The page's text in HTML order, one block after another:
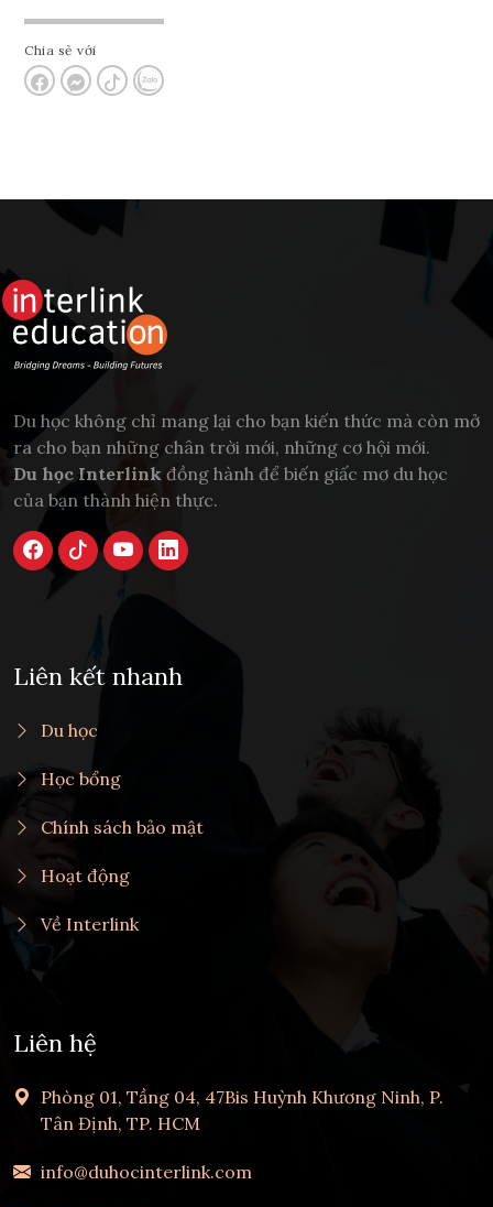
Chia sẻ với
Du học không chỉ mang lại cho bạn kiến thức mà còn mở
ra cho bạn những chân trời mới, những cơ hội mới.
Du học Interlink đồng hành để biến giấc mơ du học
của bạn thành hiện thực.
Liên kết nhanh
Du học
Học bổng
Chính sách bảo mật
Hoạt động
Về Interlink
Liên hệ
Phòng 01, Tầng 04, 47Bis Huỳnh Khương Ninh, P.
Tân Định, TP. HCM
info@duhocinterlink.com